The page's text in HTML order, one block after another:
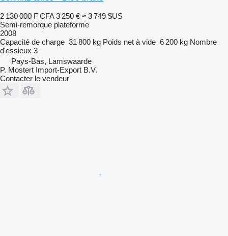
2 130 000 F CFA 3 250 € ≈ 3 749 $US
Semi-remorque plateforme
2008
Capacité de charge 31 800 kg Poids net à vide 6 200 kg Nombre
d'essieux 3
Pays-Bas, Lamswaarde
P. Mostert Import-Export B.V.
Contacter le vendeur